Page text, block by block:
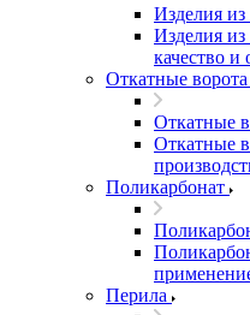
Изделия из
Изделия
качество и
Откатные ворота
Откатные
Откатные
Поликарбонат
Перила